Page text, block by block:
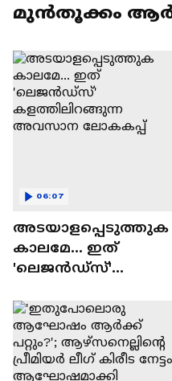
മുൻതൂക്കം
അടയാളപ്പെടുത്തുക
കാലമേ... ഇത്
'ലെജൻഡ്‌സ്'
അവസാന ലോകകപ്പ്
06:07